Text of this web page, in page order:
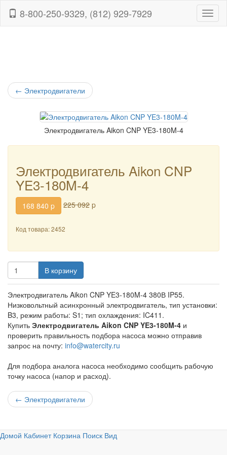
8-800-250-9329, (812) 929-7929
← Электродвигатели
Электродвигатель Aikon CNP YE3-180M-4
Электродвигатель Aikon CNP
YE3-180M-4
168 840 p 225 092 p
Код товара: 2452
В корзину
Электродвигатель Aikon CNP YE3-180M-4 380В IP55.
Низковольтный асинхронный электродвигатель, тип установки:
B3, режим работы: S1; тип охлаждения: IC411.
Купить Электродвигатель Aikon CNP YE3-180M-4 и
проверить правильность подбора насоса можно отправив
запрос на почту: info@watercity.ru
Для подбора аналога насоса необходимо сообщить рабочую
точку насоса (напор и расход).
← Электродвигатели
Домой Кабинет Корзина Поиск Вид